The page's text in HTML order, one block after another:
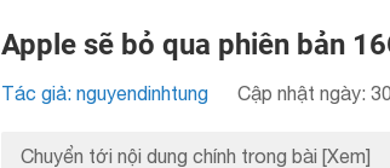
Apple sẽ bỏ qua phiên bản
Tác giả: nguyendinhtung Cập nhật ngày:
Chuyển tới nội dung chính trong bài [Xem]